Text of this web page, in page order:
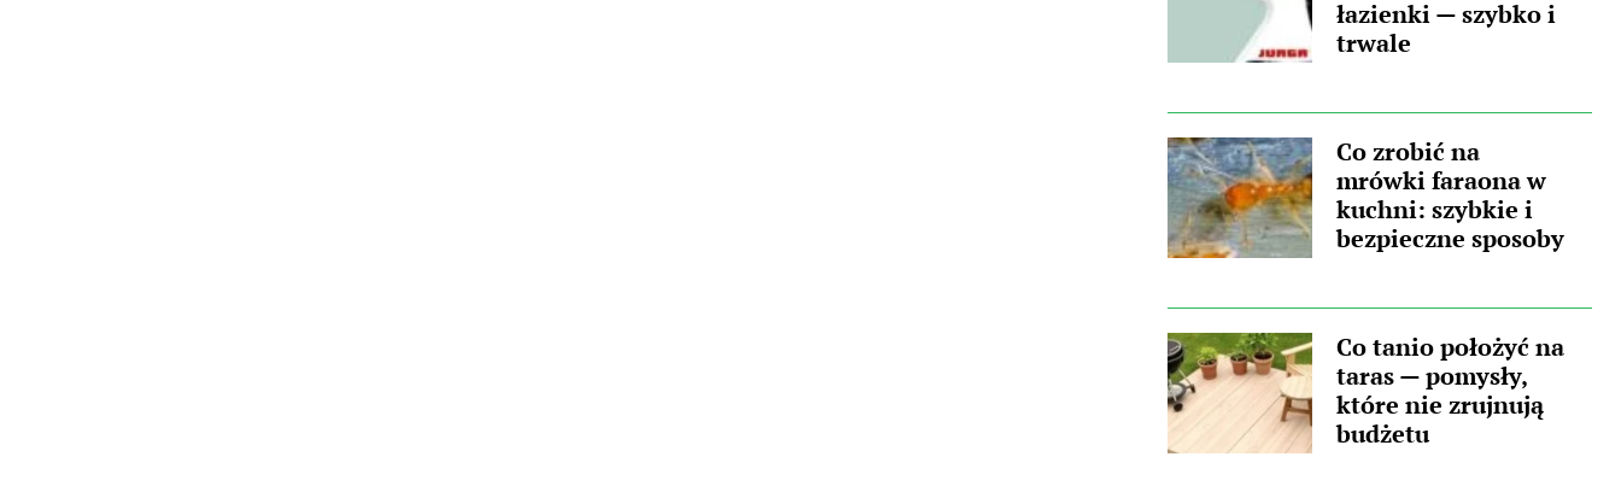
łazienki — szybko i
trwale
Co zrobić na
mrówki faraona w
kuchni: szybkie i
bezpieczne sposoby
Co tanio położyć na
taras — pomysły,
które nie zrujnują
budżetu